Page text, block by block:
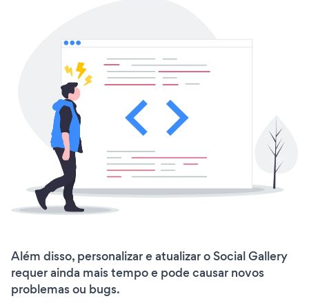
Além disso, personalizar e atualizar o Social Gallery
requer ainda mais tempo e pode causar novos
problemas ou bugs.